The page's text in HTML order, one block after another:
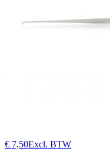
€ 7,50Excl. BTW